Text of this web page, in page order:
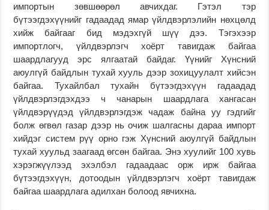
импортын зөвшөөрөл авчихдаг. Гэтэл тэр
бүтээгдэхүүнийг гадаадад ямар үйлдвэрлэлийн нөхцөлд
хийж байгааг бид мэдэхгүй шүү дээ. Тэгэхээр
импортлогч, үйлдвэрлэгч хоёрт тавигдаж байгаа
шаардлагууд эрс ялгаатай байдаг. Үүнийг Хүнсний
аюулгүй байдлын тухай хууль дээр зохицуулалт хийсэн
байгаа. Тухайлбал тухайн бүтээгдэхүүн гадаадад
үйлдвэрлэгдэхдээ ч чанарын шаардлага хангасан
үйлдвэрүүдэд үйлдвэрлэгдэж чадаж байна уу гэдгийг
болж өгвөл газар дээр нь очиж шалгасны дараа импорт
хийдэг систем рүү орно гэж Хүнсний аюулгүй байдлын
тухай хуульд заагаад өгсөн байгаа. Энэ хуулийг 100 хувь
хэрэгжүүлээд эхэлбэл гадаадаас орж ирж байгаа
бүтээгдэхүүн, дотоодын үйлдвэрлэгч хоёрт тавигдаж
байгаа шаардлага адилхан болоод явчихна.